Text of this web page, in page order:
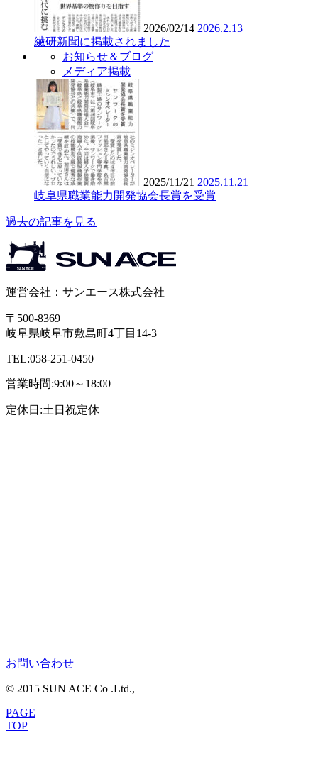
2026/02/14 2026.2.13
繊研新聞に掲載されました
お知らせ＆ブログ
メディア掲載
2025/11/21 2025.11.21
岐阜県職業能力開発協会長賞を受賞
過去の記事を見る
運営会社：サンエース株式会社
〒500-8369
岐阜県岐阜市敷島町4丁目14-3
TEL:058-251-0450
営業時間:9:00～18:00
定休日:土日祝定休
お問い合わせ
© 2015 SUN ACE Co .Ltd.,
PAGE
TOP